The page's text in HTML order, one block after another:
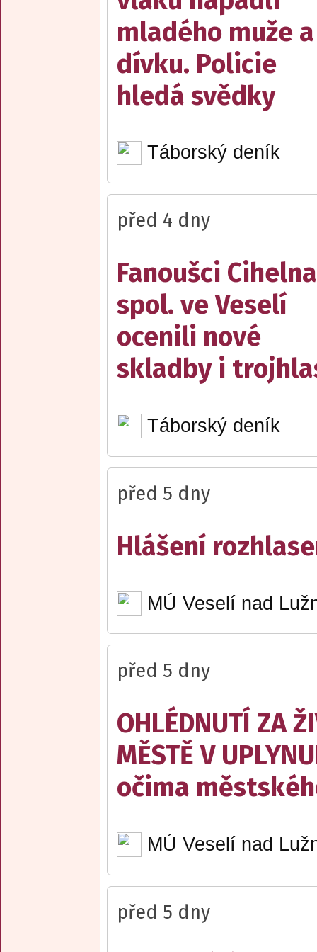
mladého muže a
dívku. Policie
hledá svědky
Táborský deník
před 4 dny
Fanoušci
spol. ve Veselí
ocenili nové
skladby i
Táborský deník
před 5 dny
Hlášení
MÚ Veselí nad
před 5 dny
OHLÉDNUTÍ ZA
MĚSTĚ V
očima
MÚ Veselí nad
před 5 dny